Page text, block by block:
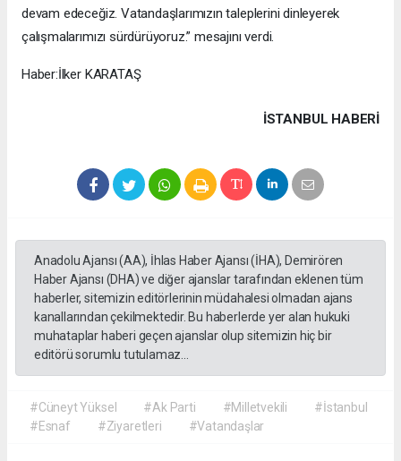
devam edeceğiz. Vatandaşlarımızın taleplerini dinleyerek
çalışmalarımızı sürdürüyoruz.” mesajını verdi.
Haber:İlker KARATAŞ
İSTANBUL HABERİ
Anadolu Ajansı (AA), İhlas Haber Ajansı (İHA), Demirören
Haber Ajansı (DHA) ve diğer ajanslar tarafından eklenen tüm
haberler, sitemizin editörlerinin müdahalesi olmadan ajans
kanallarından çekilmektedir. Bu haberlerde yer alan hukuki
muhataplar haberi geçen ajanslar olup sitemizin hiç bir
editörü sorumlu tutulamaz...
#Cüneyt Yüksel #Ak Parti #Milletvekili
#İstanbul
#Esnaf
#Ziyaretleri #Vatandaşlar